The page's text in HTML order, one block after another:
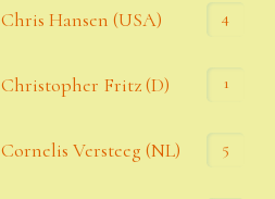
Chris Hansen (USA) 4
Christopher Fritz (D) 1
Cornelis Versteeg (NL) 5